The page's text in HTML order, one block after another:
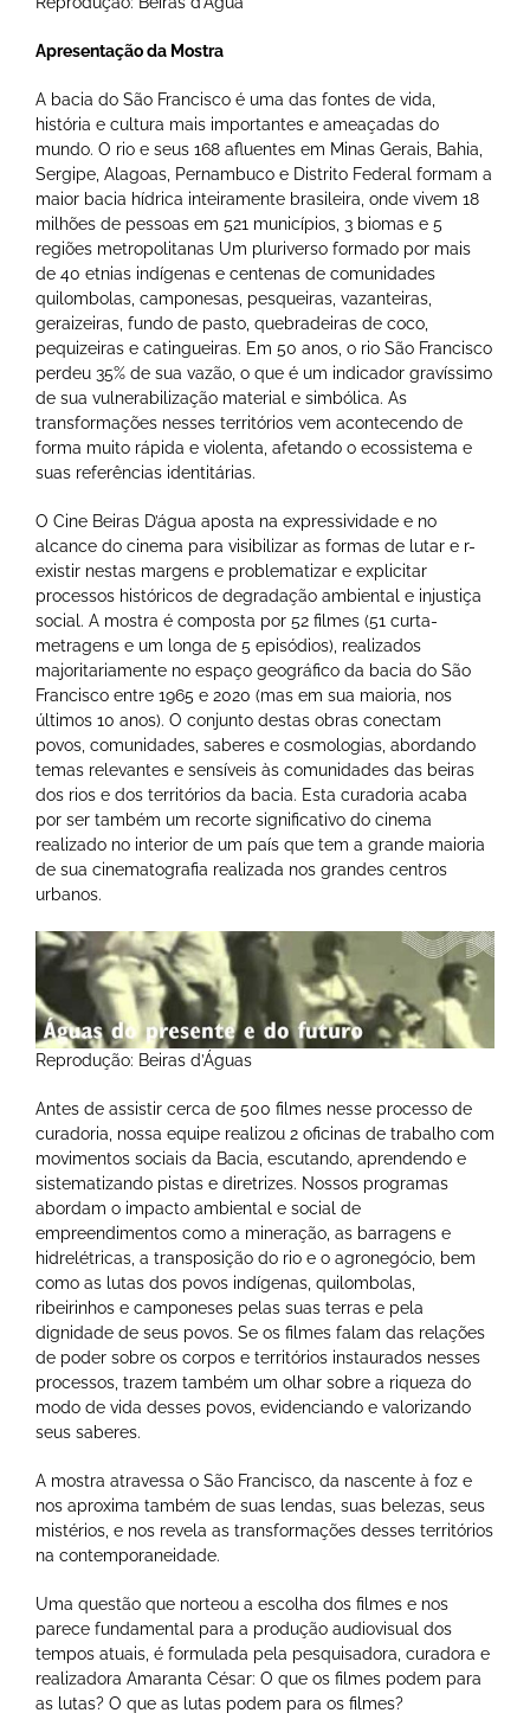
Apresentação da Mostra
A bacia do São Francisco é uma das fontes de vida,
história e cultura mais importantes e ameaçadas do
mundo. O rio e seus 168 afluentes em Minas Gerais, Bahia,
Sergipe, Alagoas, Pernambuco e Distrito Federal formam a
maior bacia hídrica inteiramente brasileira, onde vivem 18
milhões de pessoas em 521 municípios, 3 biomas e 5
regiões metropolitanas Um pluriverso formado por mais
de 40 etnias indígenas e centenas de comunidades
quilombolas, camponesas, pesqueiras, vazanteiras,
geraizeiras, fundo de pasto, quebradeiras de coco,
pequizeiras e catingueiras. Em 50 anos, o rio São Francisco
perdeu 35% de sua vazão, o que é um indicador gravíssimo
de sua vulnerabilização material e simbólica. As
transformações nesses territórios vem acontecendo de
forma muito rápida e violenta, afetando o ecossistema e
suas referências identitárias.
O Cine Beiras D’água aposta na expressividade e no
alcance do cinema para visibilizar as formas de lutar e r-
existir nestas margens e problematizar e explicitar
processos históricos de degradação ambiental e injustiça
social. A mostra é composta por 52 filmes (51 curta-
metragens e um longa de 5 episódios), realizados
majoritariamente no espaço geográfico da bacia do São
Francisco entre 1965 e 2020 (mas em sua maioria, nos
últimos 10 anos). O conjunto destas obras conectam
povos, comunidades, saberes e cosmologias, abordando
temas relevantes e sensíveis às comunidades das beiras
dos rios e dos territórios da bacia. Esta curadoria acaba
por ser também um recorte significativo do cinema
realizado no interior de um país que tem a grande maioria
de sua cinematografia realizada nos grandes centros
urbanos.
Reprodução: Beiras d’Águas
Antes de assistir cerca de 500 filmes nesse processo de
curadoria, nossa equipe realizou 2 oficinas de trabalho com
movimentos sociais da Bacia, escutando, aprendendo e
sistematizando pistas e diretrizes. Nossos programas
abordam o impacto ambiental e social de
empreendimentos como a mineração, as barragens e
hidrelétricas, a transposição do rio e o agronegócio, bem
como as lutas dos povos indígenas, quilombolas,
ribeirinhos e camponeses pelas suas terras e pela
dignidade de seus povos. Se os filmes falam das relações
de poder sobre os corpos e territórios instaurados nesses
processos, trazem também um olhar sobre a riqueza do
modo de vida desses povos, evidenciando e valorizando
seus saberes.
A mostra atravessa o São Francisco, da nascente à foz e
nos aproxima também de suas lendas, suas belezas, seus
mistérios, e nos revela as transformações desses territórios
na contemporaneidade.
Uma questão que norteou a escolha dos filmes e nos
parece fundamental para a produção audiovisual dos
tempos atuais, é formulada pela pesquisadora, curadora e
realizadora Amaranta César: O que os filmes podem para
as lutas? O que as lutas podem para os filmes?